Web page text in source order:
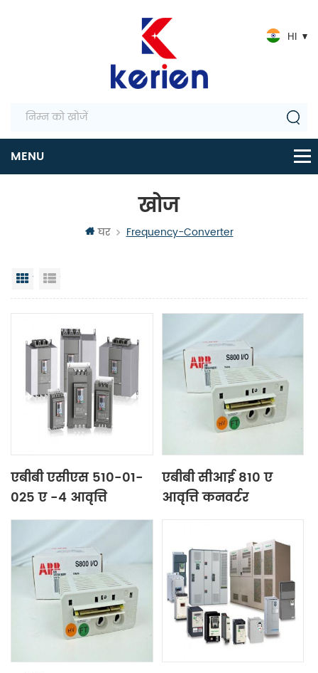
HI
खोज
घर Frequency-Converter
जालक दृश्य
एबीबी एसीएस 510-01-
025 ए -4 आवृत्ति
कनवर्टर
एबीबी सीआई 810 ए
आवृत्ति कनवर्टर